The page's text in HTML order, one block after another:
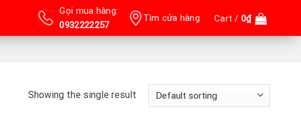
Gọi mua hàng:
0932222257
Tìm cửa hàng Cart /0₫
Showing the single result